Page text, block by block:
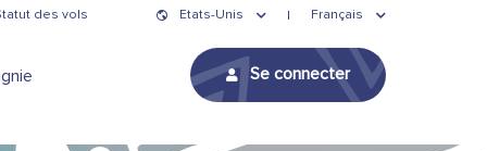
des vols Etats-Unis Français
Se connecter